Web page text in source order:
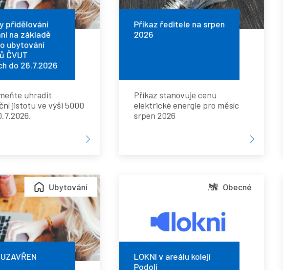
přidělování
na základě
ubytování
ČVUT
do 26.7.2026
uhradit
jistotu ve výši 5000
srpen
Příkaz ředitele na srpen
2026
Příkaz stanovuje cenu
elektrické energie pro měsíc
srpen 2026
Ubytování
areálu
kolejí
LOKNI v areálu kolejí
Podolí
Obecné